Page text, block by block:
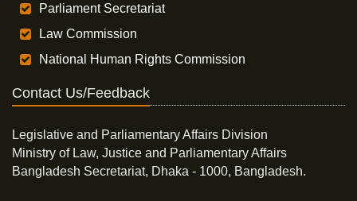
Parliament Secretariat
Law Commission
National Human Rights Commission
Contact Us/Feedback
Legislative and Parliamentary Affairs Division
Ministry of Law, Justice and Parliamentary Affairs
Bangladesh Secretariat, Dhaka - 1000, Bangladesh.